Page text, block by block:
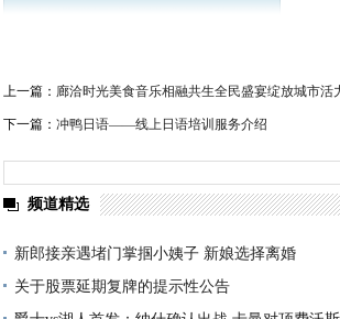
上一篇： 廊洽时光美食音乐相融共生全民盛宴绽放城市活
下一篇： 冲鸭日语——线上日语培训服务介绍
频道精选
新郎接亲遇堵门掌掴小姨子 新娘选择离婚
关于股票延期复牌的提示性公告